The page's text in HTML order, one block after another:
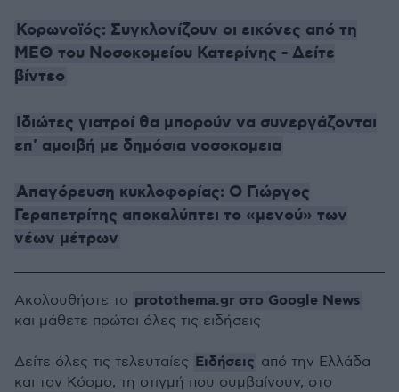
Κορωνοϊός: Συγκλονίζουν οι εικόνες από τη
ΜΕΘ του Νοσοκομείου Κατερίνης - Δείτε
βίντεο
Ιδιώτες γιατροί θα μπορούν να συνεργάζονται
επ' αμοιβή με δημόσια νοσοκομεια
Απαγόρευση κυκλοφορίας: Ο Γιώργος
Γεραπετρίτης αποκαλύπτει το «μενού» των
νέων μέτρων
Ακολουθήστε το protothema.gr στο Google News
και μάθετε πρώτοι όλες τις ειδήσεις
Δείτε όλες τις τελευταίες Ειδήσεις από την Ελλάδα
και τον Κόσμο, τη στιγμή που συμβαίνουν, στο